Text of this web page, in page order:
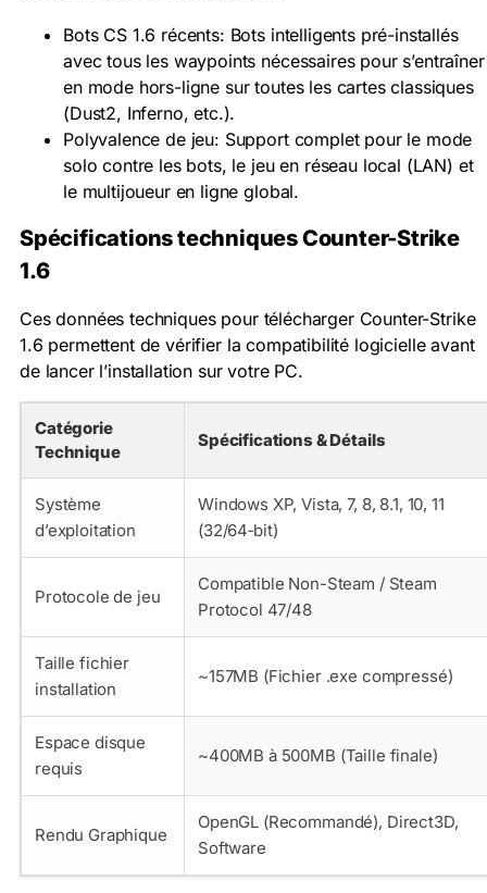
Bots CS 1.6 récents: Bots intelligents pré-installés
avec tous les waypoints nécessaires pour s’entraîner
en mode hors-ligne sur toutes les cartes classiques
(Dust2, Inferno, etc.).
Polyvalence de jeu: Support complet pour le mode
solo contre les bots, le jeu en réseau local (LAN) et
le multijoueur en ligne global.
Spécifications techniques Counter-Strike
1.6
Ces données techniques pour télécharger Counter-Strike
1.6 permettent de vérifier la compatibilité logicielle avant
de lancer l’installation sur votre PC.
Catégorie
Technique
Spécifications & Détails
Système
d’exploitation
Windows XP, Vista, 7, 8, 8.1, 10, 11
(32/64‑bit)
Protocole de jeu
Compatible Non-Steam / Steam
Protocol 47/48
Taille fichier
installation
~157MB (Fichier .exe compressé)
Espace disque
requis
~400MB à 500MB (Taille finale)
Rendu Graphique
OpenGL (Recommandé), Direct3D,
Software